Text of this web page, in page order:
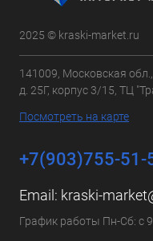
2025 © kraski-market.ru
141009, Московская
д. 25Г, корпус 3/15, ТЦ
Посмотреть на карте
+7(903)755-51-
Email: kraski-
График работы Пн-Сб: с